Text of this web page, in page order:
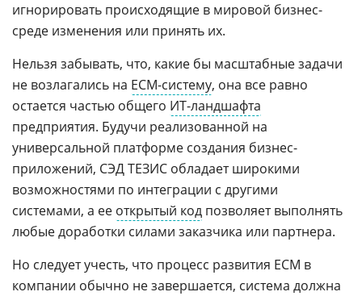
игнорировать происходящие в мировой бизнес-
среде изменения или принять их.
Нельзя забывать, что, какие бы масштабные задачи
не возлагались на ECM-систему, она все равно
остается частью общего ИТ-ландшафта
предприятия. Будучи реализованной на
универсальной платформе создания бизнес-
приложений, СЭД ТЕЗИС обладает широкими
возможностями по интеграции с другими
системами, а ее открытый код позволяет выполнять
любые доработки силами заказчика или партнера.
Но следует учесть, что процесс развития ECM в
компании обычно не завершается, система должна